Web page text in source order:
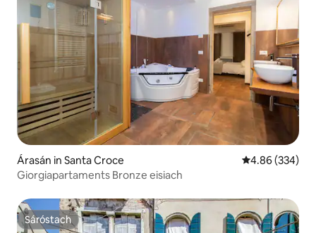
Árasán in Santa Croce Meánrátáil
4.86 (334)
Giorgiapartaments Bronze eisiach
Sáróstach
Sáróstach